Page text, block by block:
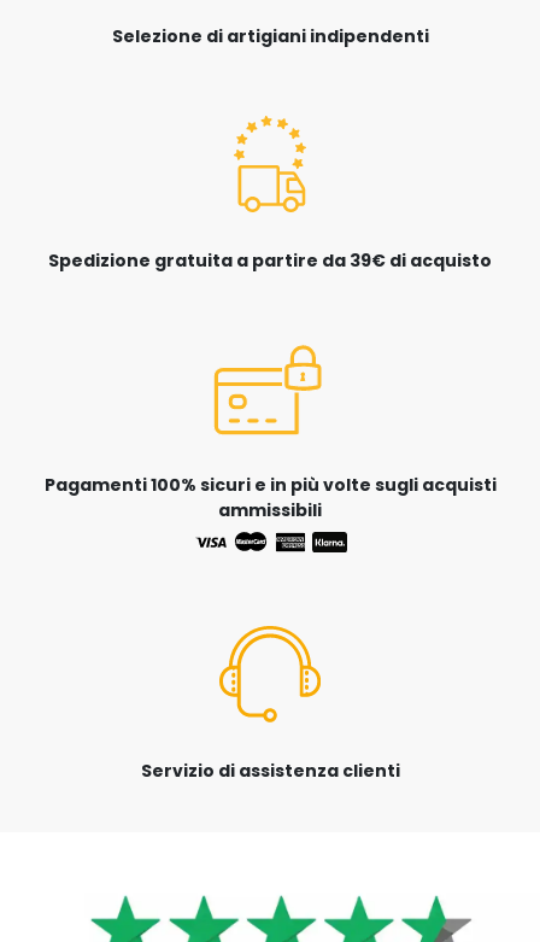
Selezione di artigiani indipendenti
Spedizione gratuita a partire da 39€ di acquisto
Pagamenti 100% sicuri e in più volte sugli acquisti
ammissibili
Servizio di assistenza clienti